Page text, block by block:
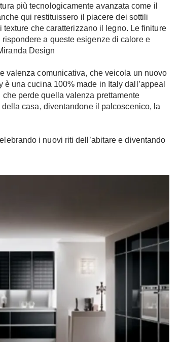
più tecnologicamente avanzata come il
qui restituissero il piacere dei sottili
che caratterizzano il legno. Le finiture
a queste esigenze di calore e
Design
valenza comunicativa, che veicola un nuovo
una cucina 100% made in Italy dall’appeal
perde quella valenza prettamente
casa, diventandone il palcoscenico, la
i nuovi riti dell’abitare e diventando